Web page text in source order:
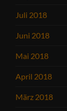
Juli 2018
Juni 2018
Mai 2018
April 2018
März 2018